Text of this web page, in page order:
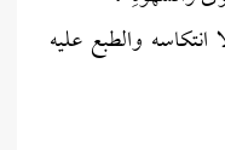
والطبع عليه